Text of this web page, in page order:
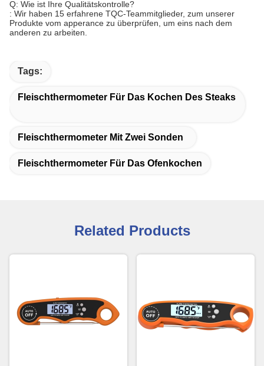
Q: Wie ist Ihre Qualitätskontrolle?
: Wir haben 15 erfahrene TQC-Teammitglieder, zum unserer
Produkte vom apperance zu überprüfen, um eins nach dem
anderen zu arbeiten.
Tags:
Fleischthermometer Für Das Kochen Des Steaks
Fleischthermometer Mit Zwei Sonden
Fleischthermometer Für Das Ofenkochen
Related Products